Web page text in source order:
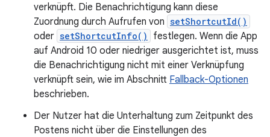
verknüpft. Die Benachrichtigung kann diese
Zuordnung durch Aufrufen von setShortcutId()
oder setShortcutInfo()
festlegen. Wenn die App
auf Android 10 oder niedriger ausgerichtet ist, muss
die Benachrichtigung nicht mit einer Verknüpfung
verknüpft sein, wie im Abschnitt Fallback-Optionen
beschrieben.
Der Nutzer hat die Unterhaltung zum Zeitpunkt des
Postens nicht über die Einstellungen des